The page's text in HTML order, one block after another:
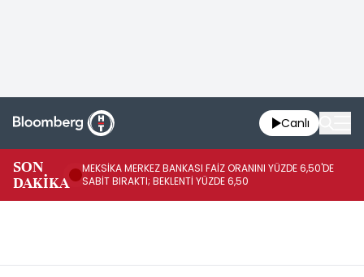
Canlı
SON
DAKİKA
MEKSİKA MERKEZ BANKASI FAİZ ORANINI YÜZDE 6,50'DE
SABİT BIRAKTI; BEKLENTİ YÜZDE 6,50